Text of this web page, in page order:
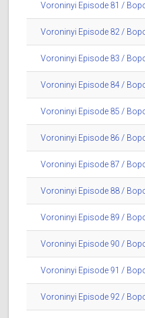
Voroninyi Episode 81 /
Voroninyi Episode 82 /
Voroninyi Episode 83 /
Voroninyi Episode 84 /
Voroninyi Episode 85 /
Voroninyi Episode 86 /
Voroninyi Episode 87 /
Voroninyi Episode 88 /
Voroninyi Episode 89 /
Voroninyi Episode 90 /
Voroninyi Episode 91 /
Voroninyi Episode 92 /